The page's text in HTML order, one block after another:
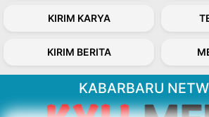
KIRIM KARYA
KIRIM BERITA
KABARBARU